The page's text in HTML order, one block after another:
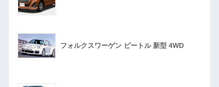
フォルクスワーゲン ビートル 新型 4WD